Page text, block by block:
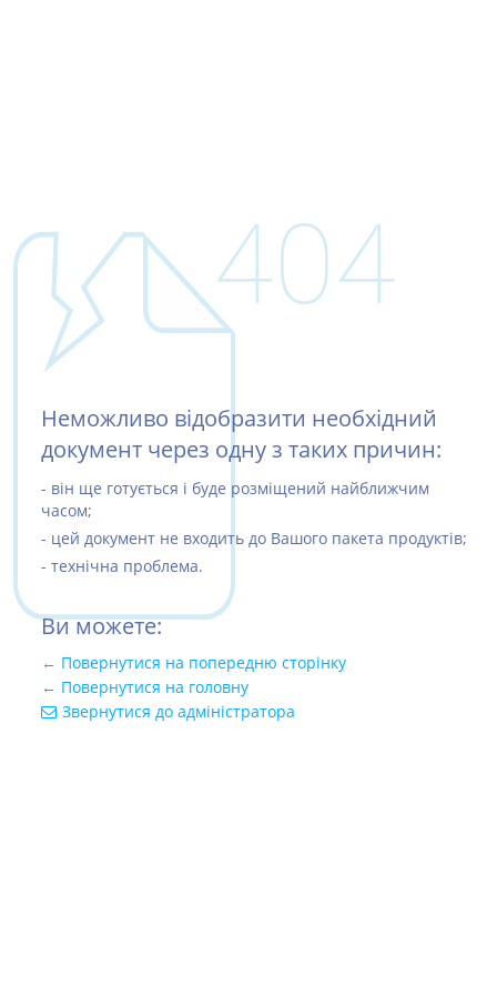
404
Неможливо відобразити необхідний
документ через одну з таких причин:
- він ще готується і буде розміщений найближчим
часом;
- цей документ не входить до Вашого пакета продуктів;
- технічна проблема.
Ви можете:
← Повернутися на попередню сторінку
← Повернутися на головну
Звернутися до адміністратора